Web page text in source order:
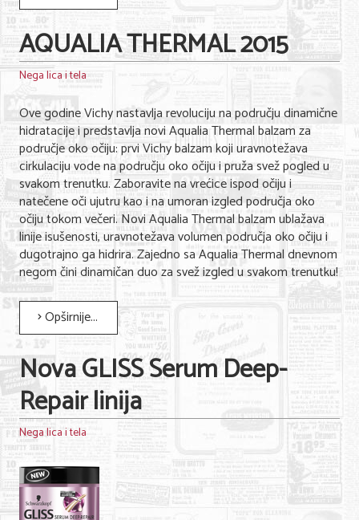
AQUALIA THERMAL 2015
Nega lica i tela
Ove godine Vichy nastavlja revoluciju na području dinamične
hidratacije i predstavlja novi Aqualia Thermal balzam za
područje oko očiju: prvi Vichy balzam koji uravnotežava
cirkulaciju vode na području oko očiju i pruža svež pogled u
svakom trenutku. Zaboravite na vrećice ispod očiju i
natečene oči ujutru kao i na umoran izgled područja oko
očiju tokom večeri. Novi Aqualia Thermal balzam ublažava
linije isušenosti, uravnotežava volumen područja oko očiju i
dugotrajno ga hidrira. Zajedno sa Aqualia Thermal dnevnom
negom čini dinamičan duo za svež izgled u svakom trenutku!
Opširnije...
Nova GLISS Serum Deep-
Repair linija
Nega lica i tela